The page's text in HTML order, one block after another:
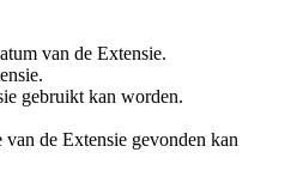
van de Extensie.
gebruikt kan worden.
de Extensie gevonden kan